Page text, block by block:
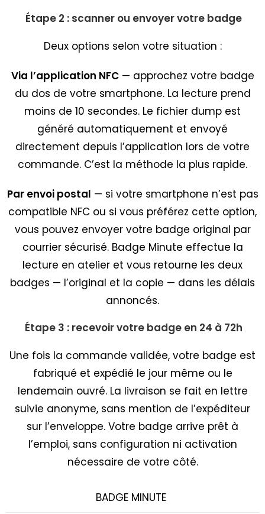
Étape 2 : scanner ou envoyer votre badge
Deux options selon votre situation :
Via l’application NFC— approchez votre badge
du dos de votre smartphone. La lecture prend
moins de 10 secondes. Le fichier dump est
généré automatiquement et envoyé
directement depuis l’application lors de votre
commande. C’est la méthode la plus rapide.
Par envoi postal — si votre smartphone n’est pas
compatible NFC ou si vous préférez cette option,
vous pouvez envoyer votre badge original par
courrier sécurisé. Badge Minute effectue la
lecture en atelier et vous retourne les deux
badges — l’original et la copie — dans les délais
annoncés.
Étape 3 : recevoir votre badge en 24 à 72h
Une fois la commande validée, votre badge est
fabriqué et expédié le jour même ou le
lendemain ouvré. La livraison se fait en lettre
suivie anonyme, sans mention de l’expéditeur
sur l’enveloppe. Votre badge arrive prêt à
l’emploi, sans configuration ni activation
nécessaire de votre côté.
BADGE MINUTE